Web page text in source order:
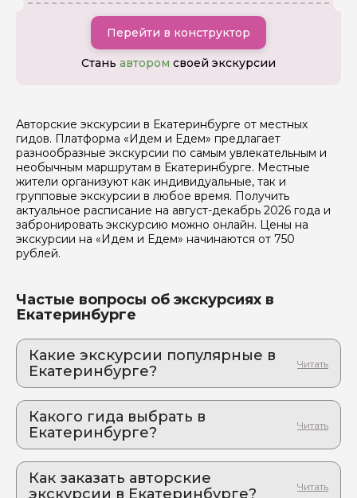
Перейти в конструктор
Стань автором своей экскурсии
Авторские экскурсии в Екатеринбурге от местных
гидов. Платформа «Идем и Едем» предлагает
разнообразные экскурсии по самым увлекательным и
необычным маршрутам в Екатеринбурге. Местные
жители организуют как индивидуальные, так и
групповые экскурсии в любое время. Получить
актуальное расписание на август-декабрь 2026 года и
забронировать экскурсию можно онлайн. Цены на
экскурсии на «Идем и Едем» начинаются от 750
рублей.
Частые вопросы об экскурсиях в
Екатеринбурге
Какие экскурсии популярные в
Екатеринбурге?
Реж и его окрестности
Тропами Данилы Мастера: приключение в сердце
старинного уральского горного края
2. Екатеринбург: 3 часа, чтобы захотеть
вернуться снова
Экскурсия, где дети не просят телефон, а
Какого гида выбрать в
Екатеринбурге?
2. Анатолий.К 803
Как заказать авторские
экскурсии в Екатеринбурге?